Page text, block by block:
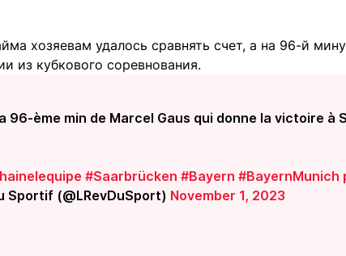
хозяевам удалось сравнять счет, а на 96-й
из кубкового соревнования.
96-ème min de Marcel Gaus qui donne la victoire à
#Saarbrücken #Bayern #BayernMunich
Sportif (@LRevDuSport) November 1, 2023